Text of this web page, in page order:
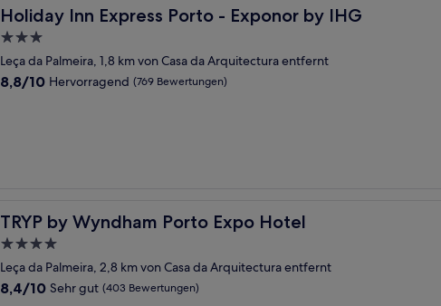
Holiday Inn Express Porto - Exponor by IHG
Holiday Inn Express Porto - Exponor by IHG
3.0-
Sterne-
Unterkunft
Leça da Palmeira, 1,8 km von Casa da Arquitectura entfernt
8.8
8,8/10 Hervorragend (769 Bewertungen)
TRYP by Wyndham Porto Expo Hotel
TRYP by Wyndham Porto Expo Hotel
4.0-
Sterne-
Unterkunft
Leça da Palmeira, 2,8 km von Casa da Arquitectura entfernt
8.4
8,4/10 Sehr gut (403 Bewertungen)